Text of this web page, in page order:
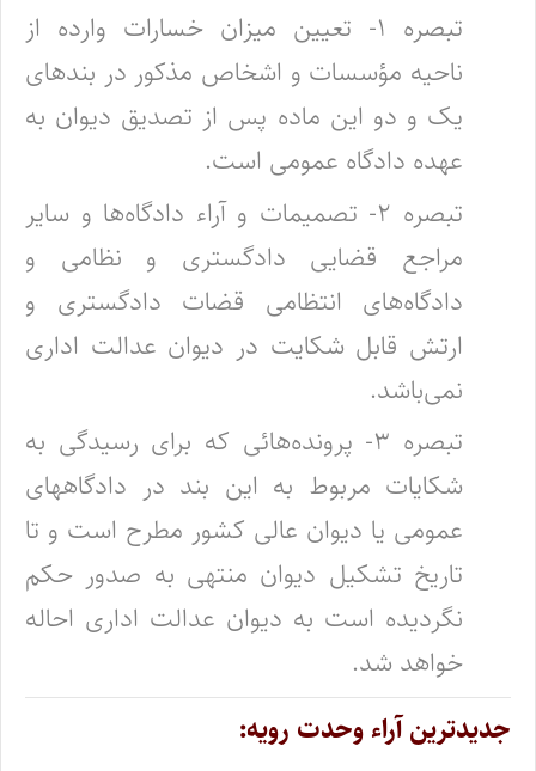
‌تبصره ۱- تعیین میزان خسارات وارده از
ناحیه مؤسسات و اشخاص مذکور در بندهای
یک و دو این ماده پس از تصدیق دیوان به
عهده دادگاه‌ عمومی است.
‌تبصره ۲- تصمیمات و آراء دادگاه‌ها و سایر
مراجع قضایی دادگستری و نظامی و
دادگاه‌های انتظامی قضات دادگستری و
ارتش قابل شکایت در‌ دیوان عدالت اداری
نمی‌باشد.
تبصره ۳- پرونده‌هائی که برای رسیدگی به
شکایات مربوط به این بند در دادگاههای
عمومی یا دیوان عالی کشور مطرح است و تا
تاریخ تشکیل‌ دیوان منتهی به صدور حکم
نگردیده است به دیوان عدالت اداری احاله
خواهد شد.
جدیدترین آراء وحدت رویه: